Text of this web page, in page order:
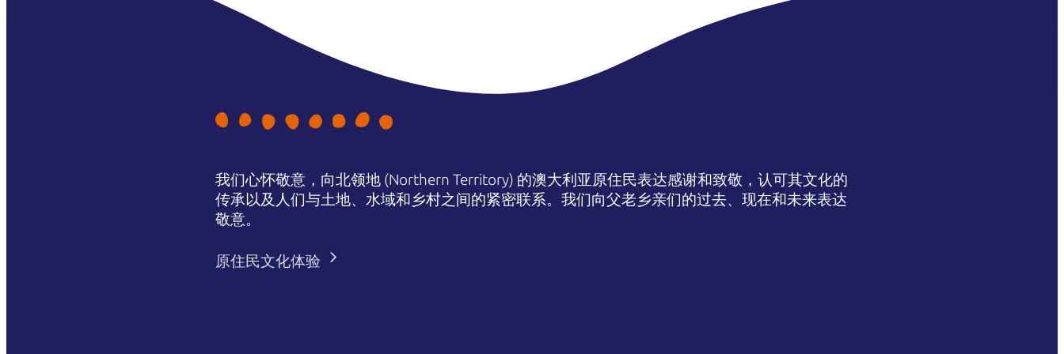
我们心怀敬意，向北领地 (Northern Territory) 的澳大利亚原住民表达感谢和致敬，认可其文化的
传承以及人们与土地、水域和乡村之间的紧密联系。我们向父老乡亲们的过去、现在和未来表达
敬意。
原住民文化体验